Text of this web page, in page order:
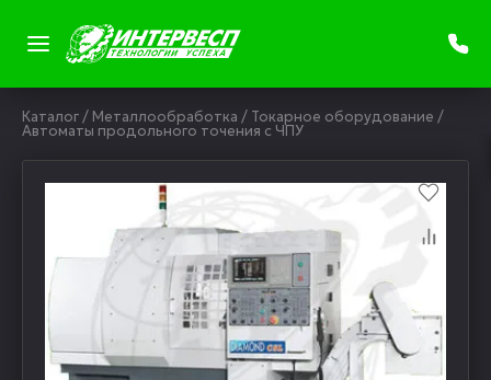
Каталог/ Металлообработка / Токарное оборудование /
Автоматы продольного точения с ЧПУ